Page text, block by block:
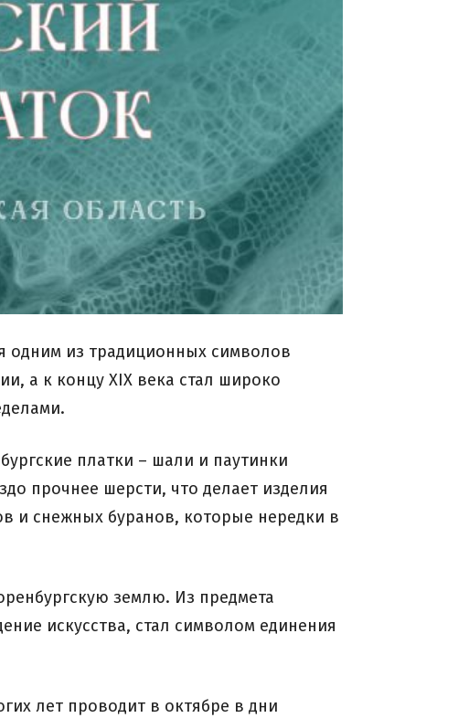
одним из традиционных символов
а к концу XIX века стал широко
платки – шали и паутинки
прочнее шерсти, что делает изделия
и снежных буранов, которые нередки в
землю. Из предмета
искусства, стал символом единения
лет проводит в октябре в дни